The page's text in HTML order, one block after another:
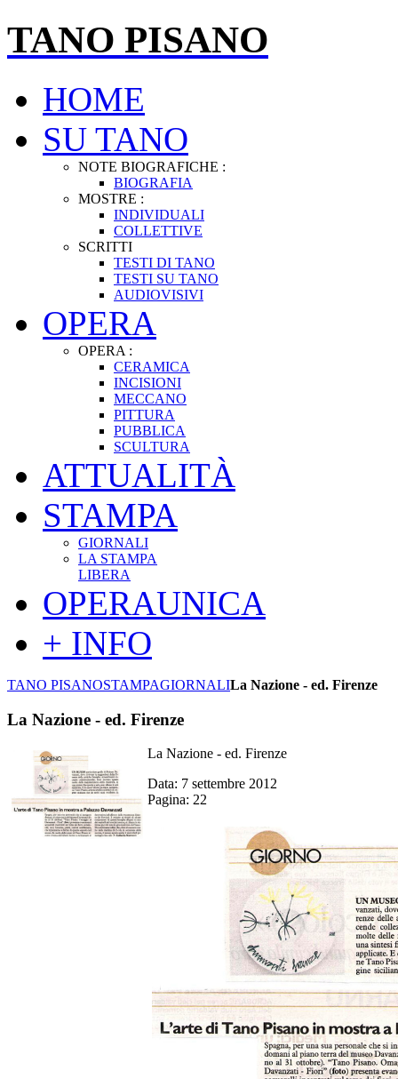
TANO PISANO
HOME
SU TANO
NOTE BIOGRAFICHE :
BIOGRAFIA
MOSTRE :
INDIVIDUALI
COLLETTIVE
SCRITTI
TESTI DI TANO
TESTI SU TANO
AUDIOVISIVI
OPERA
OPERA :
CERAMICA
INCISIONI
MECCANO
PITTURA
PUBBLICA
SCULTURA
ATTUALITÀ
STAMPA
GIORNALI
LA STAMPA
LIBERA
OPERAUNICA
+ INFO
TANO PISANOSTAMPAGIORNALILa Nazione - ed. Firenze
La Nazione - ed. Firenze
La Nazione - ed. Firenze
Data: 7 settembre 2012
Pagina: 22